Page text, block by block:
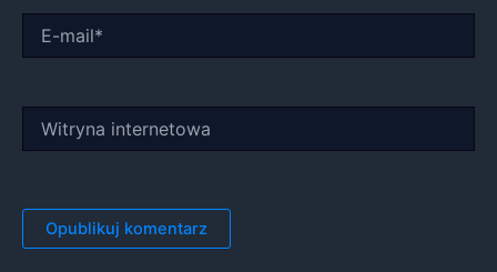
mail*
internetowa